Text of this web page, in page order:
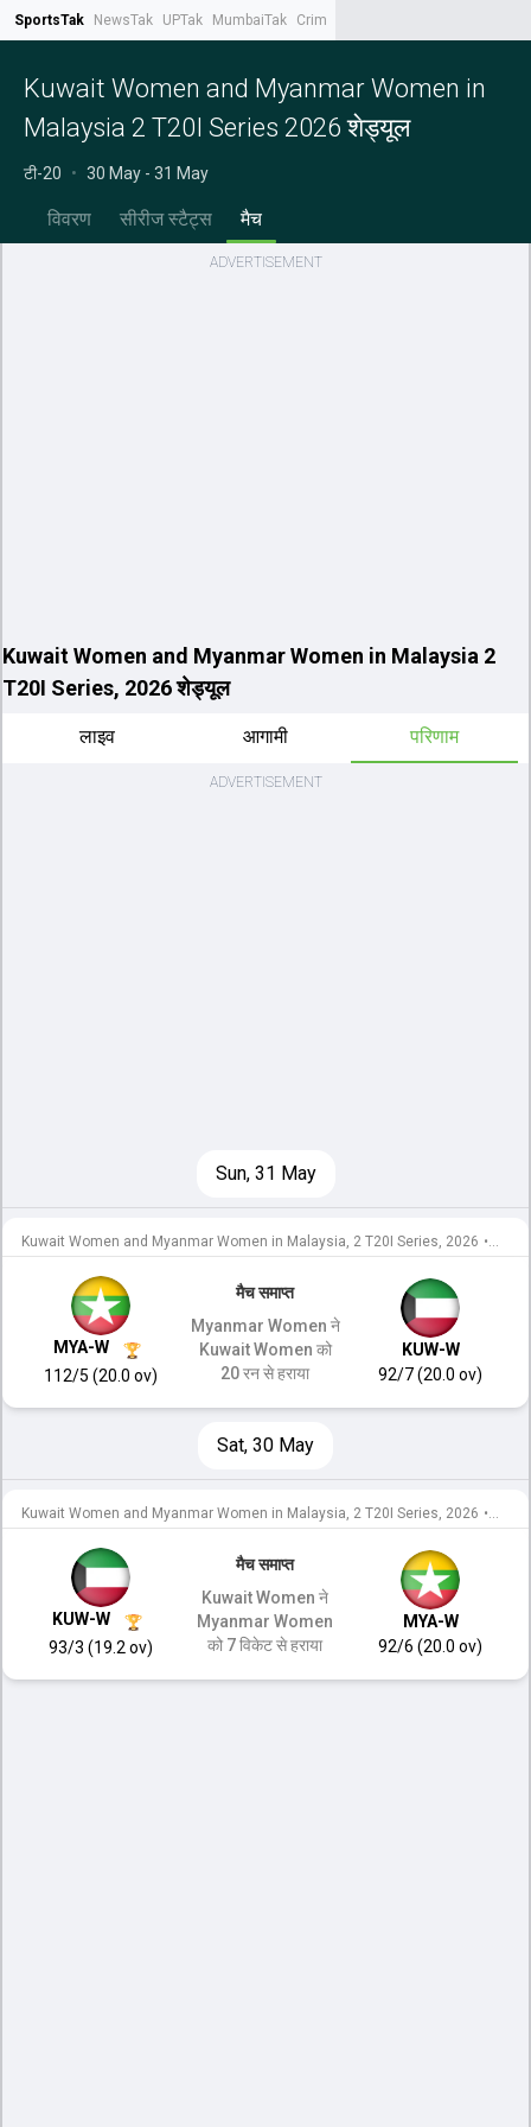
SportsTak NewsTak UPTak MumbaiTak CrimeTak
Kuwait Women and Myanmar Women in
Malaysia 2 T20I Series 2026 शेड्यूल
टी-20 • 30 May - 31 May
विवरण सीरीज स्टैट्स मैच
Kuwait Women and Myanmar Women in Malaysia 2
T20I Series, 2026 शेड्यूल
लाइव आगामी परिणाम
Sun, 31 May
Kuwait Women and Myanmar Women in Malaysia, 2 T20I Series, 2026 • दूसरा
MYA-W
112/5 (20.0 ov)
मैच समाप्त
Myanmar Women ने
Kuwait Women को
20 रन से हराया
KUW-W
92/7 (20.0 ov)
Sat, 30 May
Kuwait Women and Myanmar Women in Malaysia, 2 T20I Series, 2026 • पहला
KUW-W
93/3 (19.2 ov)
मैच समाप्त
Kuwait Women ने
Myanmar Women
को 7 विकेट से हराया
MYA-W
92/6 (20.0 ov)